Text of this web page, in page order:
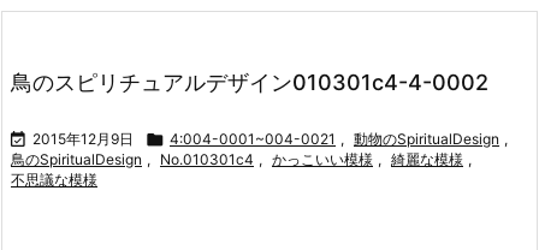
鳥のスピリチュアルデザイン010301c4-4-0002
 2015年12月9日  4:004-0001~004-0021 , 動物のSpiritualDesign ,
鳥のSpiritualDesign , No.010301c4 , かっこいい模様 , 綺麗な模様 ,
不思議な模様